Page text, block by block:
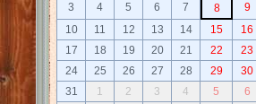
3
4 5 6 7 8
9
10
11 12 13 14 15
16
17
18 19 20 21 22
23
24
25 26 27 28 29
30
31
1 2 3 4 5
6